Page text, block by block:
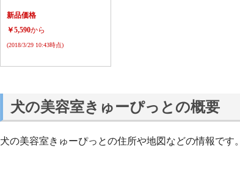
新品価格
￥5,590から
(2018/3/29 10:43時点)
犬の美容室きゅーぴっとの概要
犬の美容室きゅーぴっとの住所や地図などの情報です。